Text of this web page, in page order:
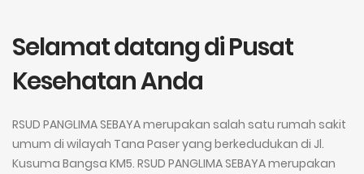
Selamat datang di Pusat
Kesehatan Anda
RSUD PANGLIMA SEBAYA merupakan salah satu rumah sakit
umum di wilayah Tana Paser yang berkedudukan di Jl.
Kusuma Bangsa KM5. RSUD PANGLIMA SEBAYA merupakan